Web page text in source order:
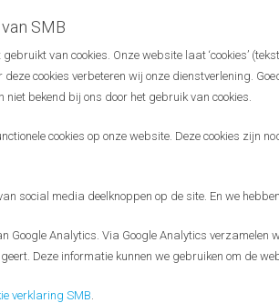
SMB
van cookies. Onze website laat ‘cookies’
deze cookies verbeteren wij onze dienstverlening.
niet bekend bij ons door het gebruik van cookies.
cookies op onze website. Deze cookies zijn
social media deelknoppen op de site. En we
Google Analytics. Via Google Analytics
Deze informatie kunnen we gebruiken om de
verklaring SMB.